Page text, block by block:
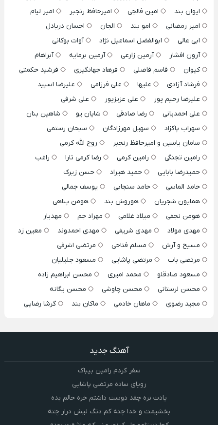
ایوان بند
امین فالجی امیرحافظ رنجبر
امیر لیام
امیر رمضانی
امو بند الجان
احسان دریادل
ابی عالی
ابوالفضل اسماعیل نژاد
آوات بوکانی
آرون افشار
آرمین زارعی آرمین برمایه
آبراهام
کیوان
قاسم فاضلی فرهاد جهانگیری
فرشید حکمتی
فرشاد آزادی
علیها علی فرزامی
علیرضا اسپید
علیرضا رحیم پور
علی عزیزپور
علی شرفی
علی احمدیانی
رضا صادقی شایان یو
شاهین بنان
سهراب پاکزاد
سهیل مهرزادگان
سبحان رستمی
سامان یاسین و امیرحافظ رنجبر
روح الله کرمی
رامین تجنگی
رامین کرمی رضا کرمی تارا
راغب
حمیدرضا بابایی
حمید هیراد
حسن زیرک
حامد الماسی
حامد سنجابی
یوسف جمالی
همایون شجریان
هوروش بند
هومن پناهی
هومن نجفی
میلاد غلامی مهراد جم
مهدیار
مهدی مولاد
مهدی شریفی مهدی احمدوند
معین زد
مسیح و آرش
مسلم فتاحی
مرتضی اشرفی
مرتضی باب
مرتضی پاشایی
مسعود جلیلیان
مسعود صادقلو
محمد امیری
محسن ابراهیم زاده
محسن لرستانی
محسن چاوشی
محسن یگانه
مجید رضوی
ماهان خادمی ماکان بند گرشا رضایی
آهنگ جدید
سفر کردم رامین بیباک
رویای ساده مرتضی پاشایی
یادت نره چقد دوست داشتم خره حالم بده
بخشیمت و خدا چته کم دنگ لیش درار چته